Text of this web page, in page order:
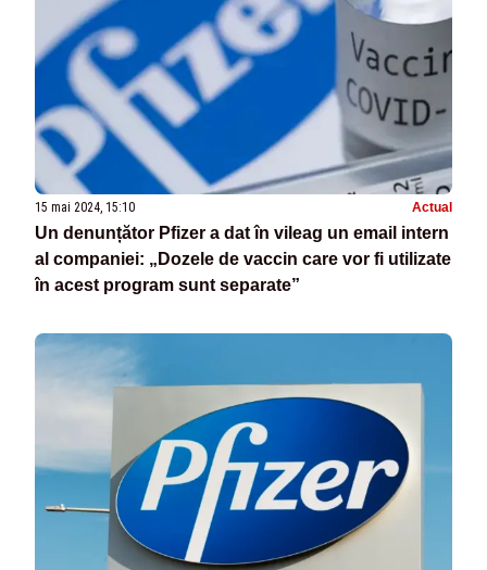
15 mai 2024, 15:10 Actual
Un denunțător Pfizer a dat în vileag un email intern
al companiei: „Dozele de vaccin care vor fi utilizate
în acest program sunt separate”